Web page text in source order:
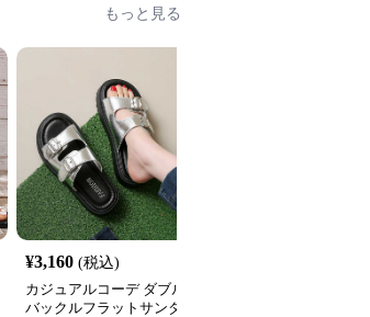
もっと見る
¥3,160 (税込)
カジュアルコーデ ダブル
バックルフラットサンダ